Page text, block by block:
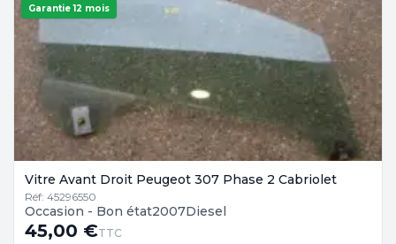
Garantie 12 mois
Vitre Avant Droit Peugeot 307 Phase 2 Cabriolet
Réf: 45296550
Occasion - Bon état2007Diesel
45,00 €TTC